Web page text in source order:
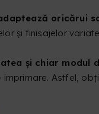
oricărui
și finisajelor
și chiar modul
Astfel,